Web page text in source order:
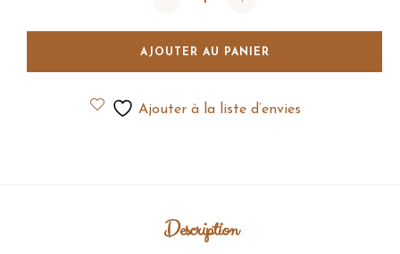
AJOUTER AU PANIER
Ajouter à la liste d’envies
Description